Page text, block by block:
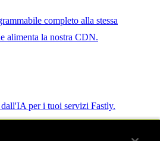
completo alla stessa
alimenta la nostra CDN.
per i tuoi servizi Fastly.